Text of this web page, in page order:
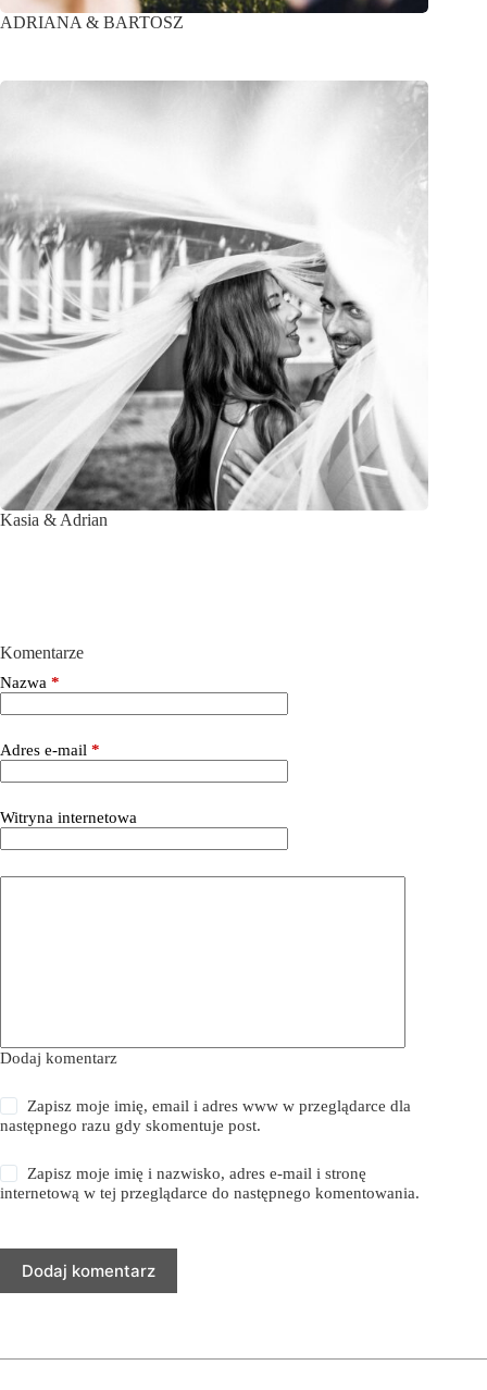
ADRIANA & BARTOSZ
Kasia & Adrian
Komentarze
Nazwa *
Adres e-mail *
Witryna internetowa
Dodaj komentarz
Zapisz moje imię, email i adres www w przeglądarce dla
następnego razu gdy skomentuje post.
Zapisz moje imię i nazwisko, adres e-mail i stronę
internetową w tej przeglądarce do następnego komentowania.
Dodaj komentarz